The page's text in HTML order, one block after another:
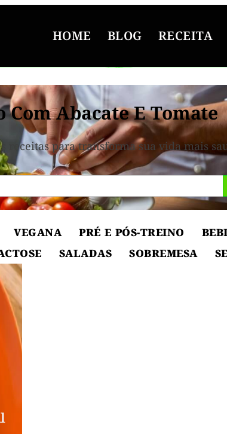
HOME BLOG RECEITA
Com Abacate E Tomate
receitas para transforma sua vida mais
VEGANA PRÉ E PÓS-TREINO
SALADAS SOBREMESA